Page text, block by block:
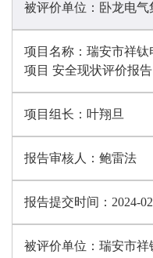
被评价单位： 卧龙电气
项目名称： 瑞安市祥钛
项目 安全现状评价报告
项目组长： 叶翔旦
报告审核人： 鲍雷法
报告提交时间： 2024-
被评价单位： 瑞安市祥